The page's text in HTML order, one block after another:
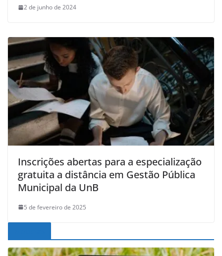
2 de junho de 2024
Inscrições abertas para a especialização
gratuita a distância em Gestão Pública
Municipal da UnB
5 de fevereiro de 2025